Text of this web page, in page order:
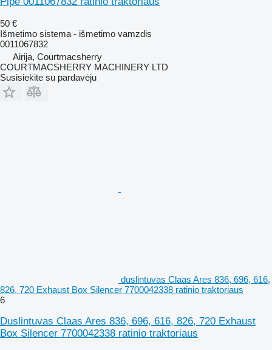
50 €
Išmetimo sistema - išmetimo vamzdis
0011067832
Airija, Courtmacsherry
COURTMACSHERRY MACHINERY LTD
Susisiekite su pardavėju
duslintuvas Claas Ares 836, 696, 616,
826, 720 Exhaust Box Silencer 7700042338 ratinio traktoriaus
6
Duslintuvas Claas Ares 836, 696, 616, 826, 720 Exhaust
Box Silencer 7700042338 ratinio traktoriaus